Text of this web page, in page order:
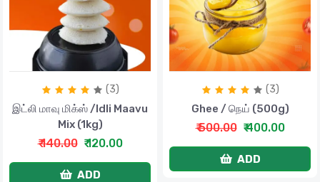
(3)
இட்லி மாவு மிக்ஸ் /Idli Maavu
Mix (1kg)
₹ 140.00 ₹ 120.00
ADD
(3)
Ghee / நெய் (500g)
₹ 500.00 ₹ 400.00
ADD